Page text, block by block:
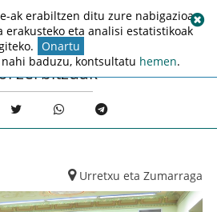
zerbitzuak
Urretxu eta Zumarraga
ak erabiltzen ditu zure nabigazioa
eta analisi estatistikoak
Onartu
baduzu, kontsultatu hemen.